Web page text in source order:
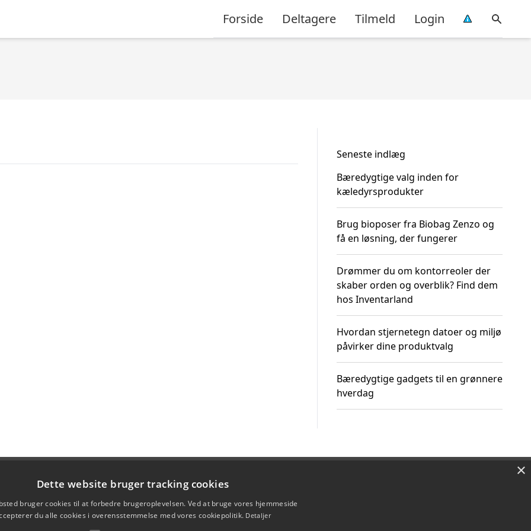
Forside Deltagere Tilmeld Login
Seneste indlæg
Bæredygtige valg inden for
kæledyrsprodukter
Brug bioposer fra Biobag Zenzo og
få en løsning, der fungerer
Drømmer du om kontorreoler der
skaber orden og overblik? Find dem
hos Inventarland
Hvordan stjernetegn datoer og miljø
påvirker dine produktvalg
Bæredygtige gadgets til en grønnere
hverdag
×
Dette website bruger tracking cookies
bruger cookies til at forbedre brugeroplevelsen. Ved at bruge vores hjemmeside
du alle cookies i overensstemmelse med vores cookiepolitik. Detaljer